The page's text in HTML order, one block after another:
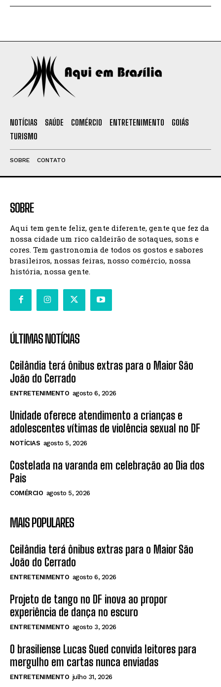
NOTÍCIAS SAÚDE COMÉRCIO ENTRETENIMENTO
GOIÁS
TURISMO
SOBRE CONTATO
SOBRE
Aqui tem gente feliz, gente diferente, gente que fez da
nossa cidade um rico caldeirão de sotaques, sons e
cores. Tem gastronomia de todos os gostos e sabores
brasileiros, nossas feiras, nosso comércio, nossa
história, nossa gente.
ÚLTIMAS NOTÍCIAS
Ceilândia terá ônibus extras para o Maior São
João do Cerrado
ENTRETENIMENTO agosto 6, 2026
Unidade oferece atendimento a crianças e
adolescentes vítimas de violência sexual no DF
NOTÍCIAS agosto 5, 2026
Costelada na varanda em celebração ao Dia dos
Pais
COMÉRCIO agosto 5, 2026
MAIS POPULARES
Ceilândia terá ônibus extras para o Maior São
João do Cerrado
ENTRETENIMENTO agosto 6, 2026
Projeto de tango no DF inova ao propor
experiência de dança no escuro
ENTRETENIMENTO agosto 3, 2026
O brasiliense Lucas Sued convida leitores para
mergulho em cartas nunca enviadas
ENTRETENIMENTO julho 31, 2026